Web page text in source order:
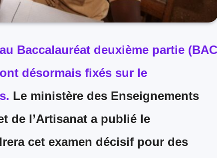
Baccalauréat deuxième partie (BAC
désormais fixés sur le
Le ministère des Enseignements
de l’Artisanat a publié le
cet examen décisif pour des